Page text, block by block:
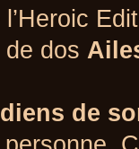
dos
de